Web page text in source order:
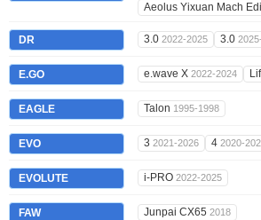
Aeolus Yixuan Mach
DR 3.0 2022-2025 3.0
E.GO e.wave X 2022-2024
EAGLE Talon 1995-1998
EVO 3 2021-2026 4 2020-
EVOLUTE i-PRO 2022-2025
FAW Junpai CX65 2018